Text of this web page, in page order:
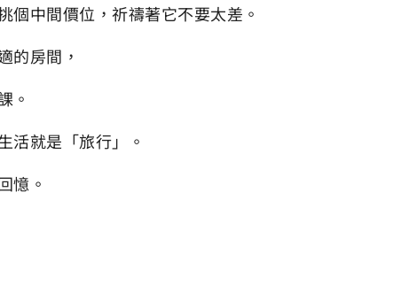
個中間價位，祈禱著它不要太差。
的房間，
。
活就是「旅行」。
憶。